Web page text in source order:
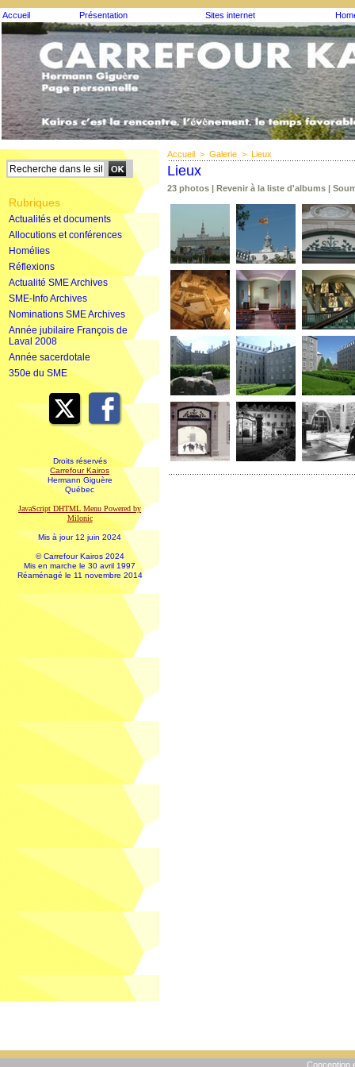
Accueil Présentation Sites internet
Rubriques
Actualités et documents
Allocutions et conférences
Homélies
Réflexions
Actualité SME Archives
SME-Info Archives
Nominations SME Archives
Année jubilaire François de
Laval 2008
Année sacerdotale
350e du SME
Droits réservés
Carrefour Kairos
Hermann Giguère
Québec
JavaScript DHTML Menu Powered by
Milonic
Mis à jour 12 juin 2024
© Carrefour Kairos 2024
Mis en marche le 30 avril 1997
Réaménagé le 11 novembre 2014
Accueil > Galerie > Lieux
Lieux
23 photos |Revenir à la liste d'albums |
Conception